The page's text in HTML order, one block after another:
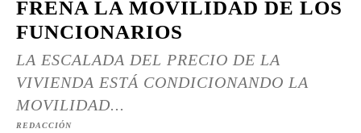
FRENA LA MOVILIDAD DE LOS
FUNCIONARIOS
LA ESCALADA DEL PRECIO DE LA
VIVIENDA ESTÁ CONDICIONANDO LA
MOVILIDAD...
REDACCIÓN